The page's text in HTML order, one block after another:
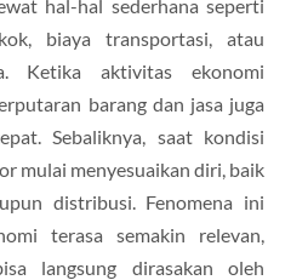
hal-hal sederhana seperti
biaya transportasi, atau
Ketika aktivitas ekonomi
barang dan jasa juga
Sebaliknya, saat kondisi
mulai menyesuaikan diri, baik
distribusi. Fenomena ini
terasa semakin relevan,
langsung dirasakan oleh